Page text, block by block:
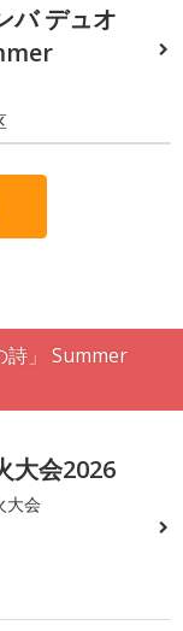
バ デュオ
詩」 Summer
大会2026
大会